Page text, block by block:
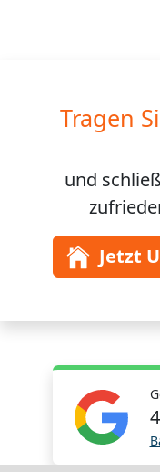
Tragen
und
Jetzt